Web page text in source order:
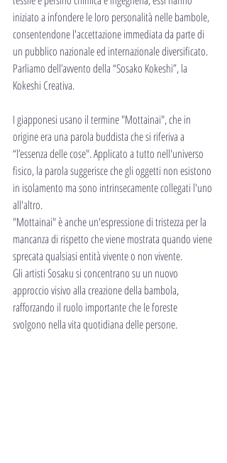
iniziato a infondere le loro personalità nelle bambole,
consentendone l'accettazione immediata da parte di
un pubblico nazionale ed internazionale diversificato.
Parliamo dell’avvento della “Sosako Kokeshi”, la
Kokeshi Creativa.
I giapponesi usano il termine "Mottainai", che in
origine era una parola buddista che si riferiva a
“l’essenza delle cose". Applicato a tutto nell'universo
fisico, la parola suggerisce che gli oggetti non esistono
in isolamento ma sono intrinsecamente collegati l'uno
all'altro.
"Mottainai" è anche un'espressione di tristezza per la
mancanza di rispetto che viene mostrata quando viene
sprecata qualsiasi entità vivente o non vivente.
Gli artisti Sosaku si concentrano su un nuovo
approccio visivo alla creazione della bambola,
rafforzando il ruolo importante che le foreste
svolgono nella vita quotidiana delle persone.